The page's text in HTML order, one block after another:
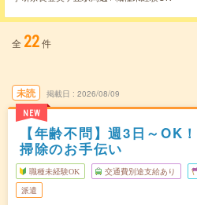
全 22件
未読
NEW
掲載日 2026/08/09
【年齢不問】週3日～OK
掃除のお手伝い
職種未経験OK 交通費別途支給あり
派遣